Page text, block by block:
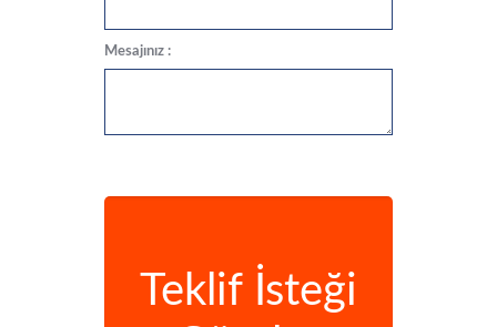
Mesajınız :
Teklif İsteği